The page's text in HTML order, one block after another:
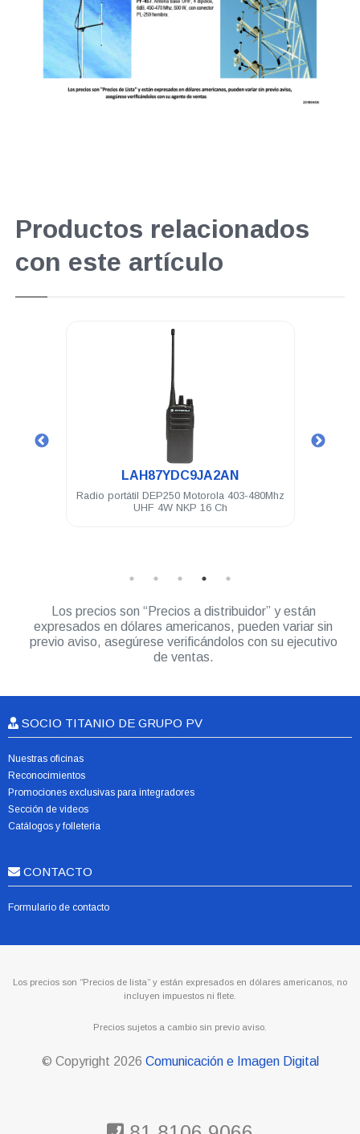
Productos relacionados
con este artículo
.
LAH87YDC9JA2AN
Radio portátil DEP250 Motorola 403-480Mhz
UHF 4W NKP 16 Ch
Los precios son “Precios a distribuidor” y están
expresados en dólares americanos, pueden variar sin
previo aviso, asegúrese verificándolos con su ejecutivo
de ventas.
SOCIO TITANIO DE GRUPO PV
Nuestras oficinas
Reconocimientos
Promociones exclusivas para integradores
Sección de videos
Catálogos y folletería
CONTACTO
Formulario de contacto
Los precios son “Precios de lista” y están expresados en dólares americanos, no
incluyen impuestos ni flete.
Precios sujetos a cambio sin previo aviso.
© Copyright 2026 Comunicación e Imagen Digital